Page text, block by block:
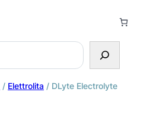
/ Elettrolita / DLyte Electrolyte